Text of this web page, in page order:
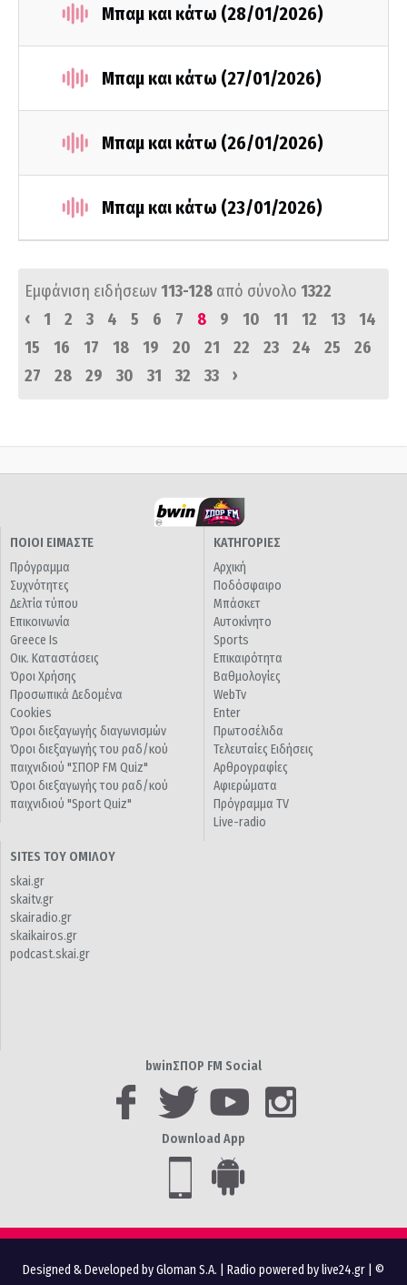
Μπαμ και κάτω (28/01/2026)
Μπαμ και κάτω (27/01/2026)
Μπαμ και κάτω (26/01/2026)
Μπαμ και κάτω (23/01/2026)
Εμφάνιση ειδήσεων113-128 από σύνολο 1322
‹
1 2 3 4 5 6 7 8 9 10 11 12 13
14
15
16 17 18 19 20 21 22 23 24 25
26
27
28 29 30 31 32 33 ›
ΠΟΙΟΙ ΕΙΜΑΣΤΕ
Πρόγραμμα
Συχνότητες
Δελτία τύπου
Επικοινωνία
Greece Is
Οικ. Καταστάσεις
Όροι Χρήσης
Προσωπικά Δεδομένα
Cookies
Όροι διεξαγωγής διαγωνισμών
Όροι διεξαγωγής του ραδ/κού
παιχνιδιού "ΣΠΟΡ FM Quiz"
Όροι διεξαγωγής του ραδ/κού
παιχνιδιού "Sport Quiz"
ΚΑΤΗΓΟΡΙΕΣ
Αρχική
Ποδόσφαιρο
Μπάσκετ
Αυτοκίνητο
Sports
Επικαιρότητα
Βαθμολογίες
WebTv
Enter
Πρωτοσέλιδα
Τελευταίες Ειδήσεις
Αρθρογραφίες
Αφιερώματα
Πρόγραμμα TV
Live-radio
SITES ΤΟΥ ΟΜΙΛΟΥ
skai.gr
skaitv.gr
skairadio.gr
skaikairos.gr
podcast.skai.gr
bwinΣΠΟΡ FM Social
Download App
Designed & Developed by Gloman S.A. Radio powered by live24.gr | ©